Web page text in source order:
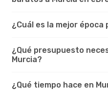
¿Cuál es la mejor época
¿Qué presupuesto
Murcia?
¿Qué tiempo hace en